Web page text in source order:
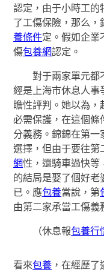
認定，由于小時工的
了工傷保險，那么
養條件定。假如企業
傷包養網認定。
對于兩家單元都
經是上海市休息人事
瞻性評判。她以為，
必需保護，在這個條
分義務。錦錦在第一
選擇，但由于要往第
網性，還騎車過快等
的結局是娶了個好
已。應包養當說，第
由第二家承當工傷義
（休息報包養行
看來包養 ，在經歷